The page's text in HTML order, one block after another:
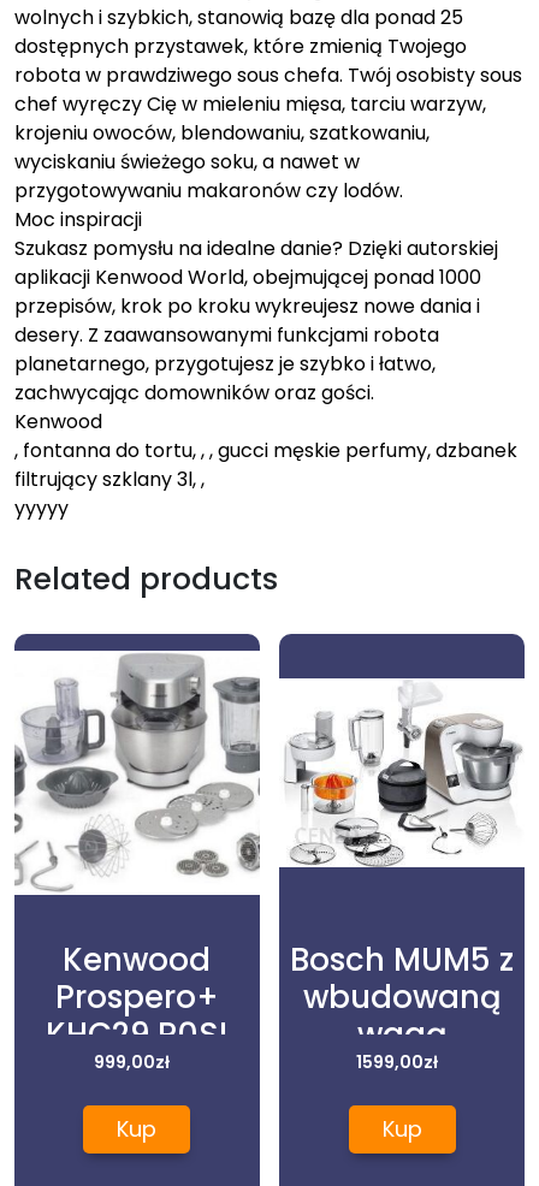
wolnych i szybkich, stanowią bazę dla ponad 25
dostępnych przystawek, które zmienią Twojego
robota w prawdziwego sous chefa. Twój osobisty sous
chef wyręczy Cię w mieleniu mięsa, tarciu warzyw,
krojeniu owoców, blendowaniu, szatkowaniu,
wyciskaniu świeżego soku, a nawet w
przygotowywaniu makaronów czy lodów.
Moc inspiracji
Szukasz pomysłu na idealne danie? Dzięki autorskiej
aplikacji Kenwood World, obejmującej ponad 1000
przepisów, krok po kroku wykreujesz nowe dania i
desery. Z zaawansowanymi funkcjami robota
planetarnego, przygotujesz je szybko i łatwo,
zachwycając domowników oraz gości.
Kenwood
, fontanna do tortu, , , gucci męskie perfumy, dzbanek
filtrujący szklany 3l, ,
yyyyy
Related products
Kenwood
Prospero+
KHC29.P0SI
999,00zł
Kup
Bosch MUM5 z
wbudowaną
wagą
MUM5XW40
1599,00zł
Kup